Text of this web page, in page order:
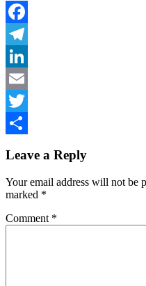
Facebook
Telegram
LinkedIn
Email
Twitter
Leave a Reply
Your email address will not be
marked *
Comment *